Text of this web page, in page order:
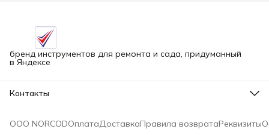
бренд инструментов для ремонта и сада, придуманный
в Яндексе
Контакты
Телефон
ООО NORCODОплатаДоставкаПравила возвратаРеквизиты